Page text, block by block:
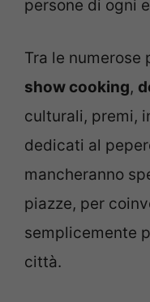
persone di ogni
Tra le numerose
show cooking,
culturali, premi,
dedicati al
mancheranno
piazze, per
semplicemente
città.